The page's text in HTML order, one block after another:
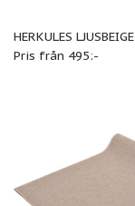
HERKULES LJUSBEIGE
Pris från 495:-